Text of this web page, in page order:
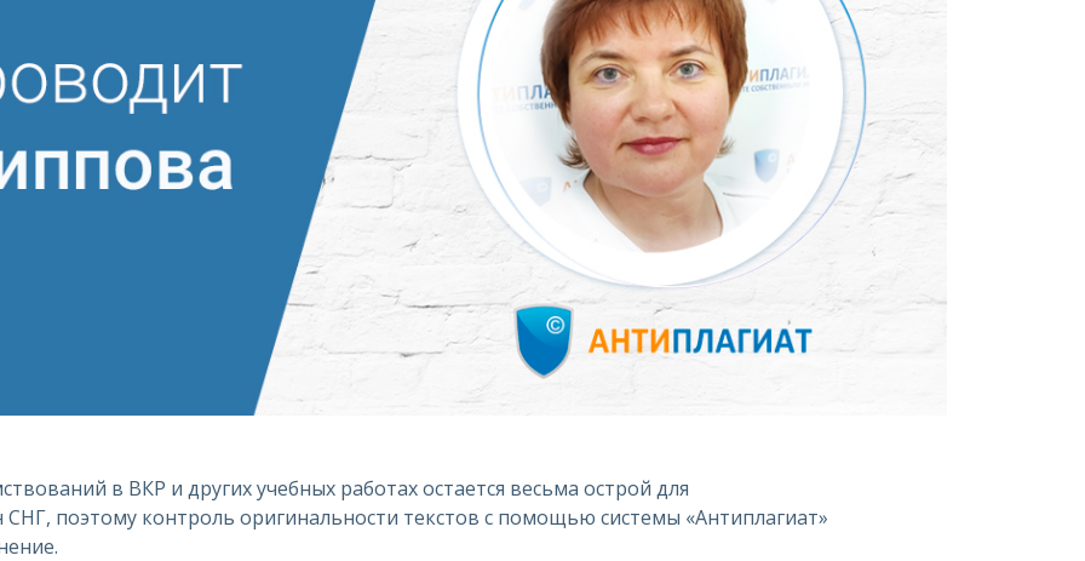
в ВКР и других учебных работах остается весьма острой для
СНГ, поэтому контроль оригинальности текстов с помощью системы «Антиплагиат»